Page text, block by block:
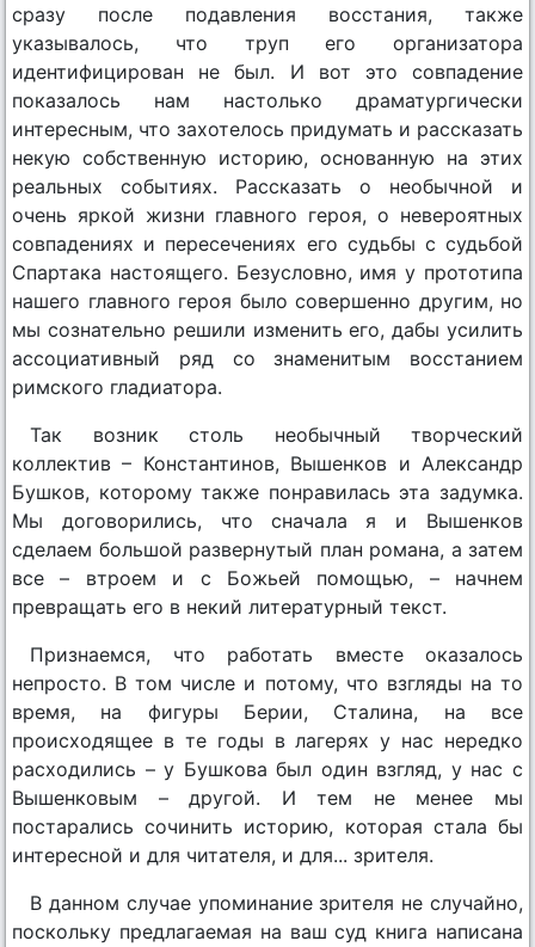
сразу после подавления восстания, также
указывалось, что труп его организатора
идентифицирован не был. И вот это совпадение
показалось нам настолько драматургически
интересным, что захотелось придумать и рассказать
некую собственную историю, основанную на этих
реальных событиях. Рассказать о необычной и
очень яркой жизни главного героя, о невероятных
совпадениях и пересечениях его судьбы с судьбой
Спартака настоящего. Безусловно, имя у прототипа
нашего главного героя было совершенно другим, но
мы сознательно решили изменить его, дабы усилить
ассоциативный ряд со знаменитым восстанием
римского гладиатора.
Так возник столь необычный творческий
коллектив – Константинов, Вышенков и Александр
Бушков, которому также понравилась эта задумка.
Мы договорились, что сначала я и Вышенков
сделаем большой развернутый план романа, а затем
все – втроем и с Божьей помощью, – начнем
превращать его в некий литературный текст.
Признаемся, что работать вместе оказалось
непросто. В том числе и потому, что взгляды на то
время, на фигуры Берии, Сталина, на все
происходящее в те годы в лагерях у нас нередко
расходились – у Бушкова был один взгляд, у нас с
Вышенковым – другой. И тем не менее мы
постарались сочинить историю, которая стала бы
интересной и для читателя, и для... зрителя.
В данном случае упоминание зрителя не случайно,
поскольку предлагаемая на ваш суд книга написана